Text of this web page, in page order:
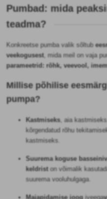
Pumbad: mida
teadma?
Konkreetse pumba valik sõltub
veekogusest, mida meil on vaja
parameetrid: rõhk, veevool,
Millise põhilise
pumpa?
Kastmiseks, aia
kõrgendatud rõhu
kastmiseks.
Suurema koguse
keldrist on võimalik
suurema vooluhulgaga.
Majapidamise joog iveega